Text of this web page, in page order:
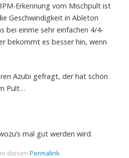
Erkennung vom Mischpult ist
Geschwindigkeit in Ableton
bei einme sehr einfachen 4/4-
bekommt es besser hin, wenn
Azubi gefragt, der hat schon
Pult…
mal gut werden wird.
diesen Permalink.